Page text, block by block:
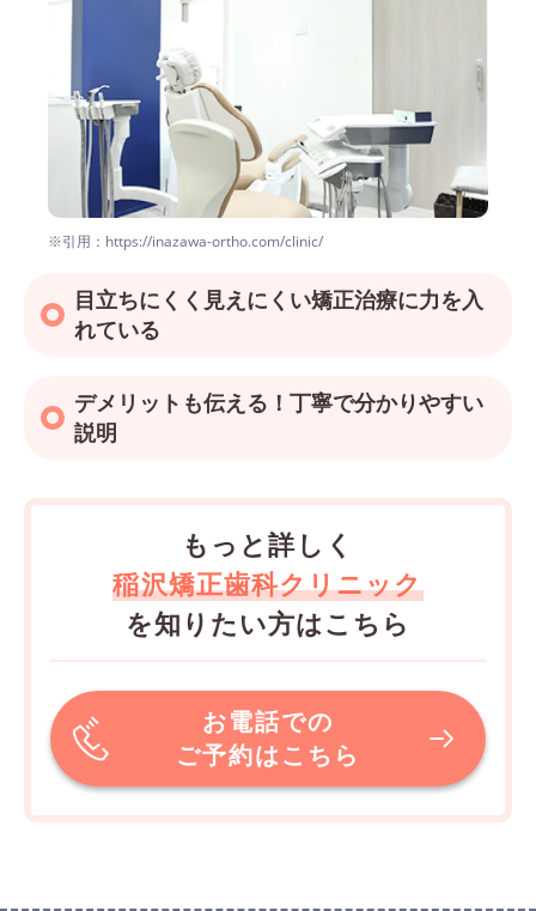
※引用：https://inazawa-ortho.com/clinic/
目立ちにくく見えにくい矯正治療に力を入
れている
デメリットも伝える！丁寧で分かりやすい
説明
もっと詳しく
稲沢矯正歯科クリニック
を知りたい方はこちら
お電話での
ご予約はこちら